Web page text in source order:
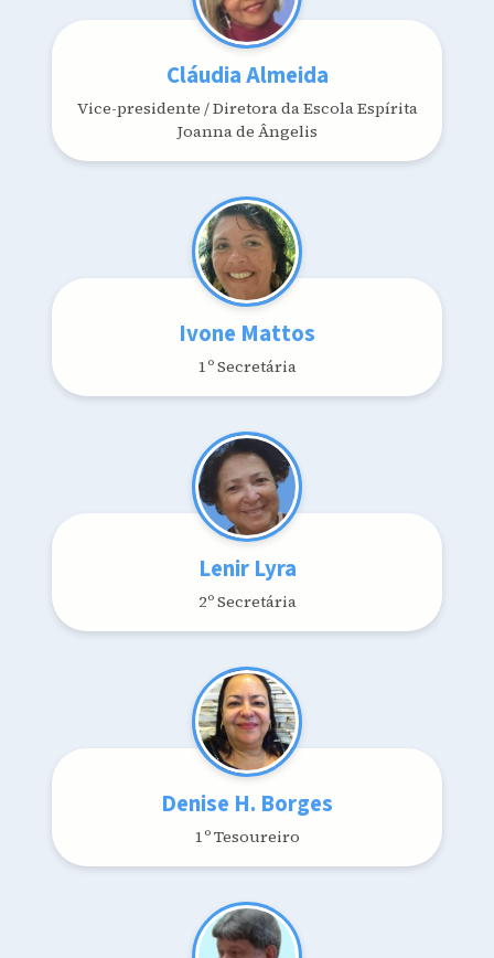
Cláudia Almeida
Vice-presidente / Diretora da Escola Espírita
Joanna de Ângelis
Ivone Mattos
1º Secretária
Lenir Lyra
2º Secretária
Denise H. Borges
1º Tesoureiro